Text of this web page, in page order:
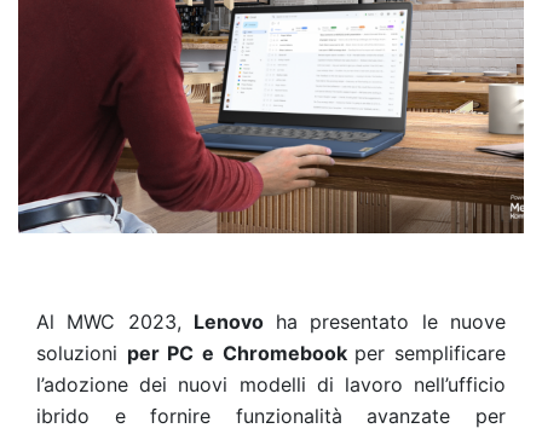
Al MWC 2023, Lenovo ha presentato le nuove
soluzioni per PC e Chromebook per semplificare
l’adozione dei nuovi modelli di lavoro nell’ufficio
ibrido e fornire funzionalità avanzate per